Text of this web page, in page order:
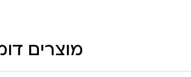
מוצרים